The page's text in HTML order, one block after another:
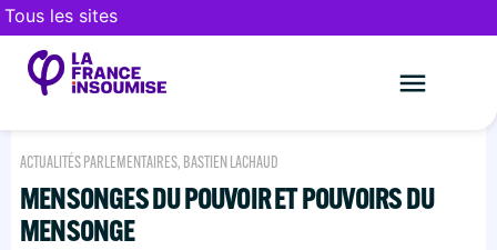
Tous les sites
ACTUALITÉS PARLEMENTAIRES, BASTIEN LACHAUD
MENSONGES DU POUVOIR ET POUVOIRS DU
MENSONGE